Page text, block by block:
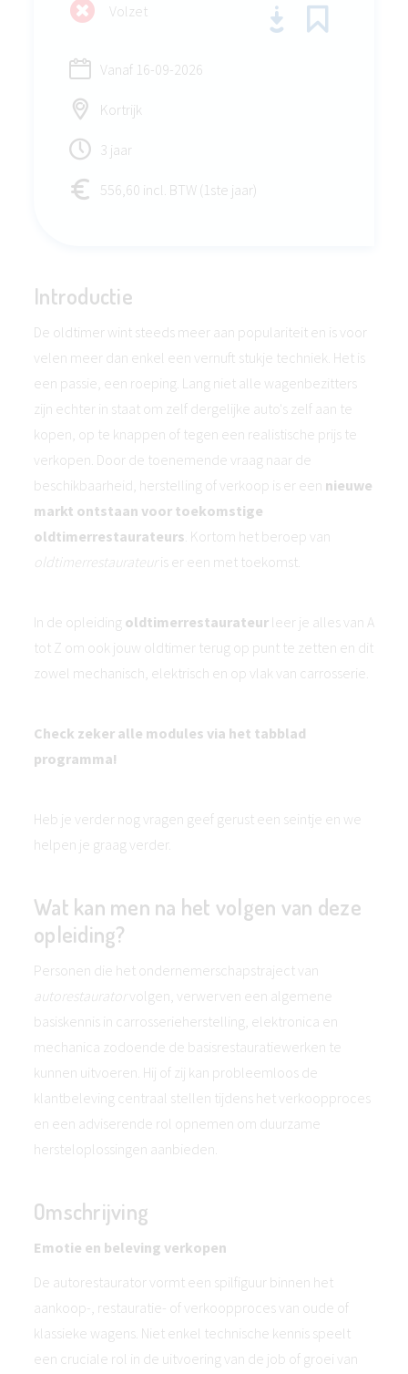
Volzet
Vanaf 16-09-2026
Kortrijk
3 jaar
556,60 incl. BTW (1ste jaar)
Introductie
De oldtimer wint steeds meer aan populariteit en is voor
velen meer dan enkel een vernuft stukje techniek. Het is
een passie, een roeping. Lang niet alle wagenbezitters
zijn echter in staat om zelf dergelijke auto's zelf aan te
kopen, op te knappen of tegen een realistische prijs te
verkopen. Door de toenemende vraag naar de
beschikbaarheid, herstelling of verkoop is er een nieuwe
markt ontstaan voor toekomstige
oldtimerrestaurateurs. Kortom het beroep van
oldtimerrestaurateur is er een met toekomst.
In de opleiding oldtimerrestaurateur leer je alles van A
tot Z om ook jouw oldtimer terug op punt te zetten en dit
zowel mechanisch, elektrisch en op vlak van carrosserie.
Check zeker alle modules via het tabblad
programma!
Heb je verder nog vragen geef gerust een seintje en we
helpen je graag verder.
Wat kan men na het volgen van deze
opleiding?
Personen die het ondernemerschapstraject van
autorestaurator volgen, verwerven een algemene
basiskennis in carrosserieherstelling, elektronica en
mechanica zodoende de basisrestauratiewerken te
kunnen uitvoeren. Hij of zij kan probleemloos de
klantbeleving centraal stellen tijdens het verkoopproces
en een adviserende rol opnemen om duurzame
hersteloplossingen aanbieden.
Omschrijving
Emotie en beleving verkopen
De autorestaurator vormt een spilfiguur binnen het
aankoop-, restauratie- of verkoopproces van oude of
klassieke wagens. Niet enkel technische kennis speelt
een cruciale rol in de uitvoering van de job of groei van